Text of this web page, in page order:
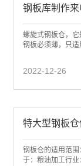
钢板库制作来
螺旋式钢板仓，
钢板必须薄，只适
2022-12-26
特大型钢板
钢板仓的适用范
于：粮油加工行业